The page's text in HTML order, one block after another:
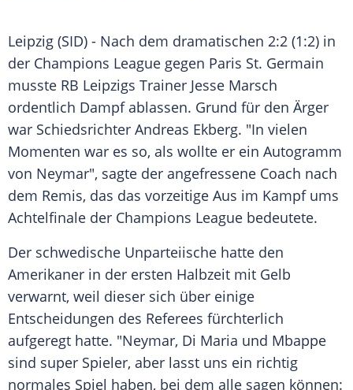
Leipzig (SID) - Nach dem dramatischen 2:2 (1:2) in
der Champions League gegen Paris St. Germain
musste RB Leipzigs Trainer Jesse Marsch
ordentlich Dampf ablassen. Grund für den Ärger
war Schiedsrichter Andreas Ekberg. "In vielen
Momenten war es so, als wollte er ein Autogramm
von Neymar", sagte der angefressene Coach nach
dem Remis, das das vorzeitige Aus im Kampf ums
Achtelfinale der Champions League bedeutete.
Der schwedische Unparteiische hatte den
Amerikaner in der ersten Halbzeit mit Gelb
verwarnt, weil dieser sich über einige
Entscheidungen des Referees fürchterlich
aufgeregt hatte. "Neymar, Di Maria und Mbappe
sind super Spieler, aber lasst uns ein richtig
normales Spiel haben, bei dem alle sagen können: